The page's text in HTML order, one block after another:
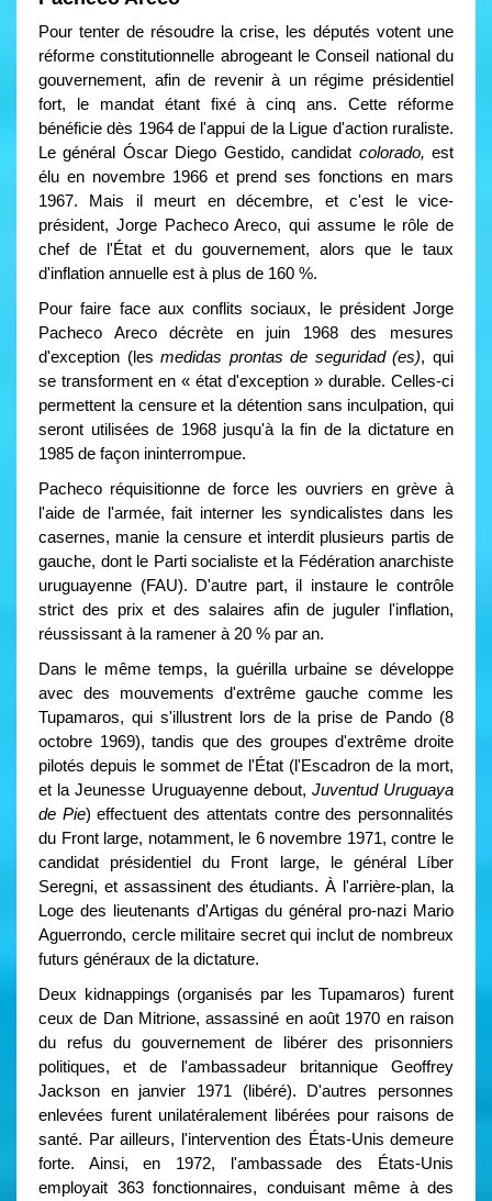
Pour tenter de résoudre la crise, les députés votent une
réforme constitutionnelle abrogeant le Conseil national du
gouvernement, afin de revenir à un régime présidentiel
fort, le mandat étant fixé à cinq ans. Cette réforme
bénéficie dès 1964 de l'appui de la Ligue d'action ruraliste.
Le général Óscar Diego Gestido, candidat colorado, est
élu en novembre 1966 et prend ses fonctions en mars
1967. Mais il meurt en décembre, et c'est le vice-
président, Jorge Pacheco Areco, qui assume le rôle de
chef de l'État et du gouvernement, alors que le taux
d'inflation annuelle est à plus de 160 %.
Pour faire face aux conflits sociaux, le président Jorge
Pacheco Areco décrète en juin 1968 des mesures
d'exception (lesmedidas prontas de seguridad (es), qui
se transforment en « état d'exception » durable. Celles-ci
permettent la censure et la détention sans inculpation, qui
seront utilisées de 1968 jusqu'à la fin de la dictature en
1985 de façon ininterrompue.
Pacheco réquisitionne de force les ouvriers en grève à
l'aide de l'armée, fait interner les syndicalistes dans les
casernes, manie la censure et interdit plusieurs partis de
gauche, dont le Parti socialiste et la Fédération anarchiste
uruguayenne (FAU). D'autre part, il instaure le contrôle
strict des prix et des salaires afin de juguler l'inflation,
réussissant à la ramener à 20 % par an.
Dans le même temps, la guérilla urbaine se développe
avec des mouvements d'extrême gauche comme les
Tupamaros, qui s'illustrent lors de la prise de Pando (8
octobre 1969), tandis que des groupes d'extrême droite
pilotés depuis le sommet de l'État (l'Escadron de la mort,
et la Jeunesse Uruguayenne debout, Juventud Uruguaya
de Pie) effectuent des attentats contre des personnalités
du Front large, notamment, le 6 novembre 1971, contre le
candidat présidentiel du Front large, le général Líber
Seregni, et assassinent des étudiants. À l'arrière-plan, la
Loge des lieutenants d'Artigas du général pro-nazi Mario
Aguerrondo, cercle militaire secret qui inclut de nombreux
futurs généraux de la dictature.
Deux kidnappings (organisés par les Tupamaros) furent
ceux de Dan Mitrione, assassiné en août 1970 en raison
du refus du gouvernement de libérer des prisonniers
politiques, et de l'ambassadeur britannique Geoffrey
Jackson en janvier 1971 (libéré). D'autres personnes
enlevées furent unilatéralement libérées pour raisons de
santé. Par ailleurs, l'intervention des États-Unis demeure
forte. Ainsi, en 1972, l'ambassade des États-Unis
employait 363 fonctionnaires, conduisant même à des